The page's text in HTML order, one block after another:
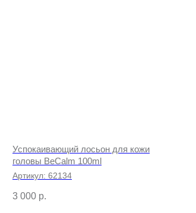
Успокаивающий лосьон для кожи
головы BeCalm 100ml
Артикул: 62134
3 000 р.